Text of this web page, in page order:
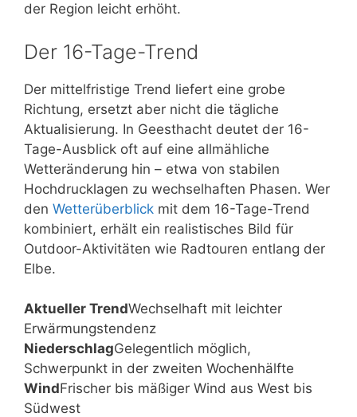
der Region leicht erhöht.
Der 16-Tage-Trend
Der mittelfristige Trend liefert eine grobe
Richtung, ersetzt aber nicht die tägliche
Aktualisierung. In Geesthacht deutet der 16-
Tage-Ausblick oft auf eine allmähliche
Wetteränderung hin – etwa von stabilen
Hochdrucklagen zu wechselhaften Phasen. Wer
den Wetterüberblick mit dem 16-Tage-Trend
kombiniert, erhält ein realistisches Bild für
Outdoor-Aktivitäten wie Radtouren entlang der
Elbe.
Aktueller TrendWechselhaft mit leichter
Erwärmungstendenz
NiederschlagGelegentlich möglich,
Schwerpunkt in der zweiten Wochenhälfte
WindFrischer bis mäßiger Wind aus West bis
Südwest